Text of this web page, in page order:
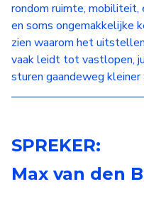
rondom ruimte, mobiliteit,
en soms ongemakkelijke
zien waarom het
vaak leidt tot vastlopen,
sturen gaandeweg
SPREKER:
Max van den